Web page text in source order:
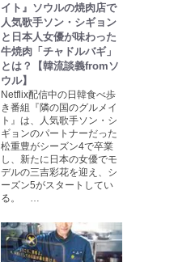
イト』ソウルの焼肉店で
人気歌手ソン・シギョン
と日本人女優が味わった
牛焼肉「チャドルバギ」
とは？【韓流談義fromソ
ウル】
Netflix配信中の日韓食べ歩
き番組『隣の国のグルメイ
ト』は、人気歌手ソン・シ
ギョンのパートナーだった
松重豊がシーズン4で卒業
し、新たに日本の女優でモ
デルの三吉彩花を迎え、シ
ーズン5がスタートしてい
る。 …